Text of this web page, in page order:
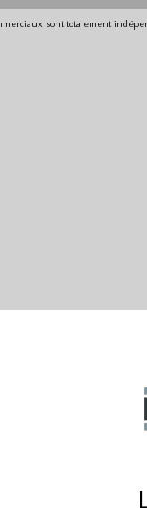
sont totalement